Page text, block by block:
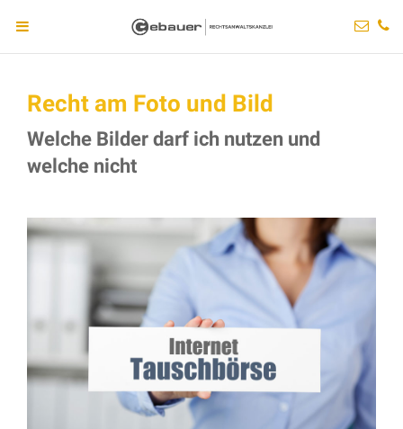
Recht am Foto und Bild
Welche Bilder darf ich nutzen und
welche nicht